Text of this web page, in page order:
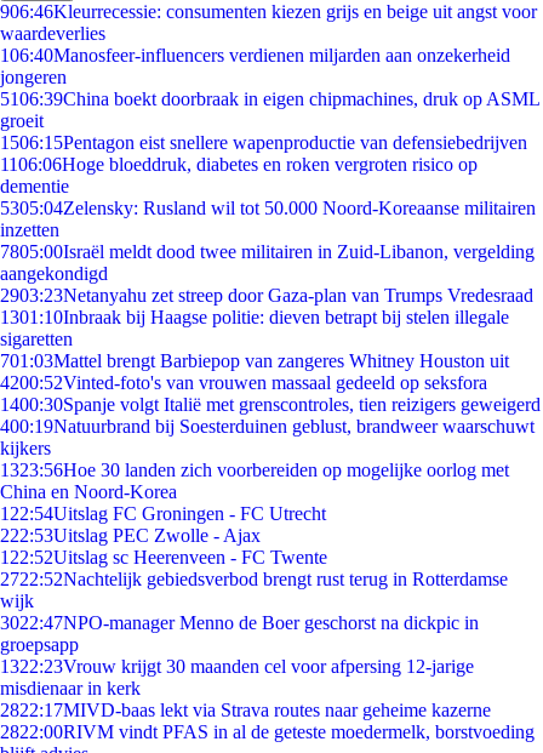
906:46Kleurrecessie: consumenten kiezen grijs en beige uit angst voor
waardeverlies
106:40Manosfeer-influencers verdienen miljarden aan onzekerheid
jongeren
5106:39China boekt doorbraak in eigen chipmachines, druk op ASML
groeit
1506:15Pentagon eist snellere wapenproductie van defensiebedrijven
1106:06Hoge bloeddruk, diabetes en roken vergroten risico op
dementie
5305:04Zelensky: Rusland wil tot 50.000 Noord-Koreaanse militairen
inzetten
7805:00Israël meldt dood twee militairen in Zuid-Libanon, vergelding
aangekondigd
2903:23Netanyahu zet streep door Gaza-plan van Trumps Vredesraad
1301:10Inbraak bij Haagse politie: dieven betrapt bij stelen illegale
sigaretten
701:03Mattel brengt Barbiepop van zangeres Whitney Houston uit
4200:52Vinted-foto's van vrouwen massaal gedeeld op seksfora
1400:30Spanje volgt Italië met grenscontroles, tien reizigers geweigerd
400:19Natuurbrand bij Soesterduinen geblust, brandweer waarschuwt
kijkers
1323:56Hoe 30 landen zich voorbereiden op mogelijke oorlog met
China en Noord-Korea
1 22:54Uitslag FC Groningen - FC Utrecht
222:53Uitslag PEC Zwolle - Ajax
1 22:52Uitslag sc Heerenveen - FC Twente
2722:52Nachtelijk gebiedsverbod brengt rust terug in Rotterdamse
wijk
3022:47NPO-manager Menno de Boer geschorst na dickpic in
groepsapp
1322:23Vrouw krijgt 30 maanden cel voor afpersing 12-jarige
misdienaar in kerk
2822:17MIVD-baas lekt via Strava routes naar geheime kazerne
2822:00RIVM vindt PFAS in al de geteste moedermelk, borstvoeding